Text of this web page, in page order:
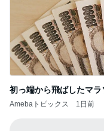
初っ端から飛ばしたマラ
Amebaトピックス 1日前